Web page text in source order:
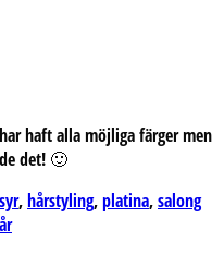
haft alla möjliga färger men
det! 🙂
,hårstyling,platina,salong